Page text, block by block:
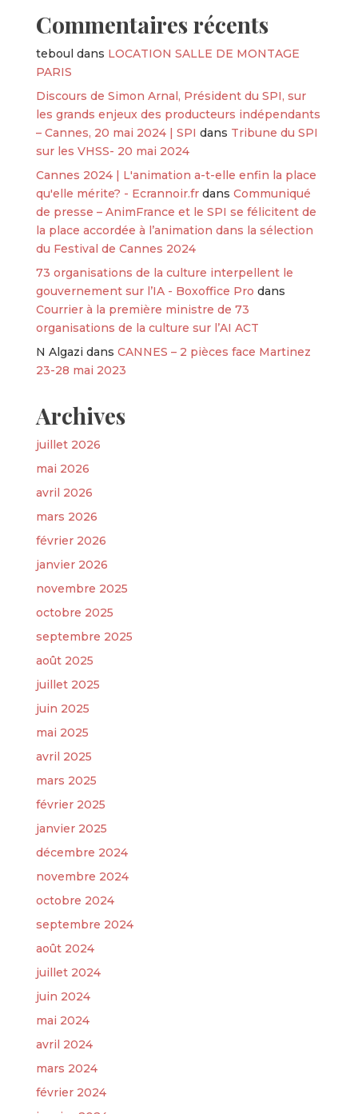
Commentaires récents
teboul dans LOCATION SALLE DE MONTAGE
PARIS
Discours de Simon Arnal, Président du SPI, sur
les grands enjeux des producteurs indépendants
– Cannes, 20 mai 2024 | SPI dans Tribune du SPI
sur les VHSS- 20 mai 2024
Cannes 2024 | L'animation a-t-elle enfin la place
qu'elle mérite? - Ecrannoir.frdans Communiqué
de presse – AnimFrance et le SPI se félicitent de
la place accordée à l’animation dans la sélection
du Festival de Cannes 2024
73 organisations de la culture interpellent le
gouvernement sur l’IA - Boxoffice Pro dans
Courrier à la première ministre de 73
organisations de la culture sur l’AI ACT
N Algazi dans CANNES – 2 pièces face Martinez
23-28 mai 2023
Archives
juillet 2026
mai 2026
avril 2026
mars 2026
février 2026
janvier 2026
novembre 2025
octobre 2025
septembre 2025
août 2025
juillet 2025
juin 2025
mai 2025
avril 2025
mars 2025
février 2025
janvier 2025
décembre 2024
novembre 2024
octobre 2024
septembre 2024
août 2024
juillet 2024
juin 2024
mai 2024
avril 2024
mars 2024
février 2024